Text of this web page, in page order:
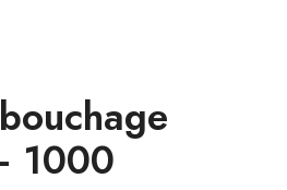
1000